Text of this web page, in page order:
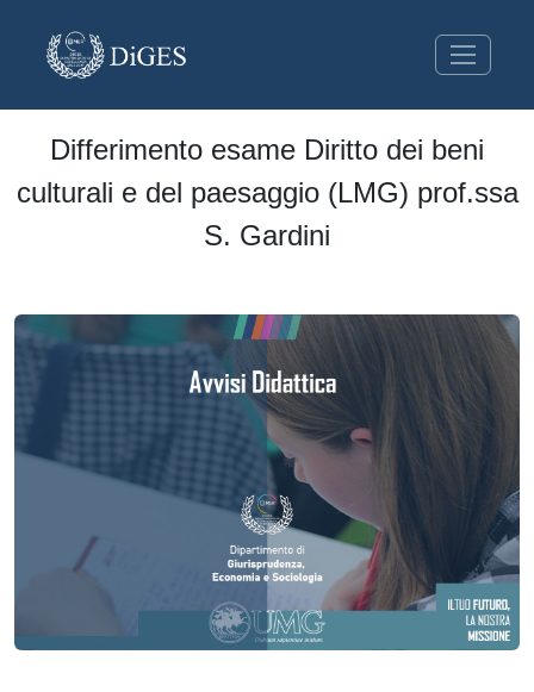
Differimento esame Diritto dei beni
culturali e del paesaggio (LMG) prof.ssa
S. Gardini